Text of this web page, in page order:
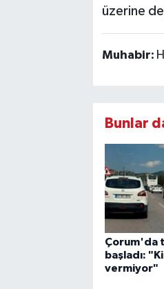
üzerine
Muhabir:
Bunlar
Çorum'da
başladı:
vermiyor"